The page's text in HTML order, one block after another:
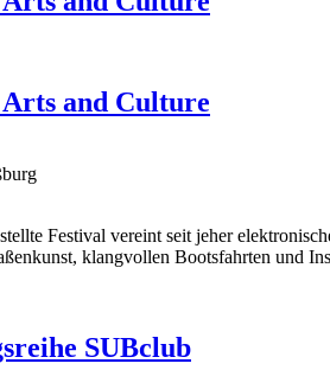
and Culture
Festival vereint seit jeher
klangvollen Bootsfahrten und
SUBclub